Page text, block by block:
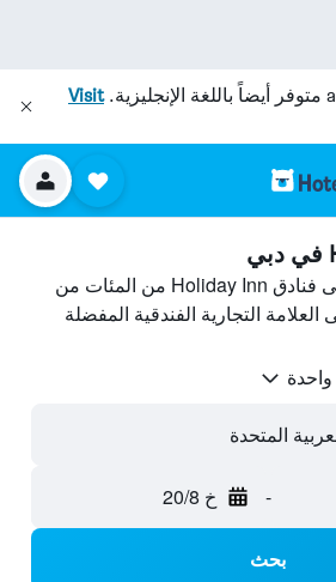
متوفر أيضاً باللغة الإنجليزية.Visit
قارن بين الصفقات على فنادق Holiday Inn من المئات من
التجارية الفندقية المفضلة
المتحدة
- خ 20/8
بحث